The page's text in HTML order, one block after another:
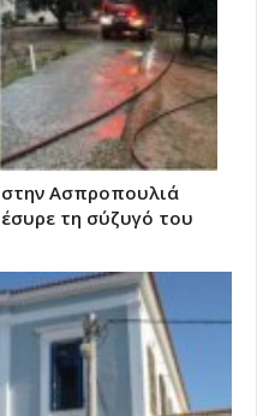
στην Ασπροπουλιά
τη σύζυγό του